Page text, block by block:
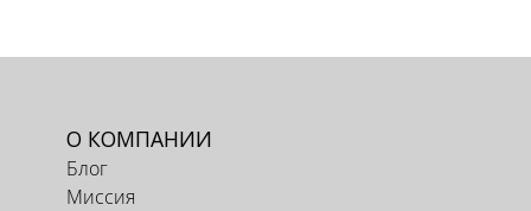
О КОМПАНИИ
Блог
Миссия